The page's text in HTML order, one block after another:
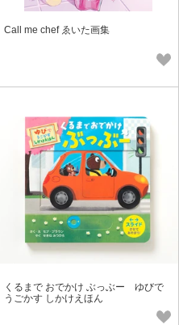
Call me chef ゑいた画集
くるまで おでかけ ぶっぶー ゆびで
うごかす しかけえほん